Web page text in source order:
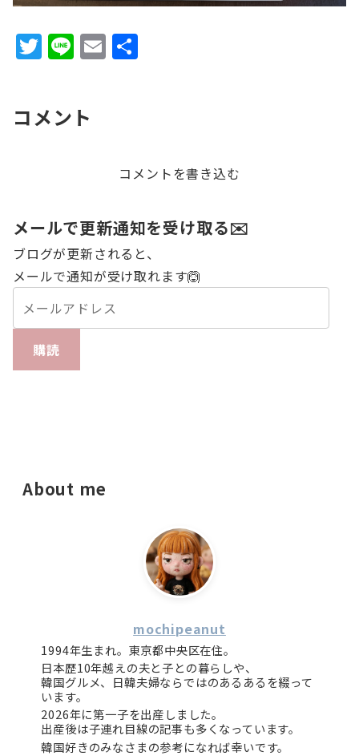
T
w
te
Li
n
E
m
コメント
コメントを書き込む
メールで更新通知を受け取る✉️
ブログが更新されると、
メールで通知が受け取れます🙆
購読
About me
mochipeanut
1994年生まれ。東京都中央区在住。
日本歴10年越えの夫と子との暮らしや、
韓国グルメ、日韓夫婦ならではのあるあるを綴って
います。
2026年に第一子を出産しました。
出産後は子連れ目線の記事も多くなっています。
韓国好きのみなさまの参考になれば幸いです。